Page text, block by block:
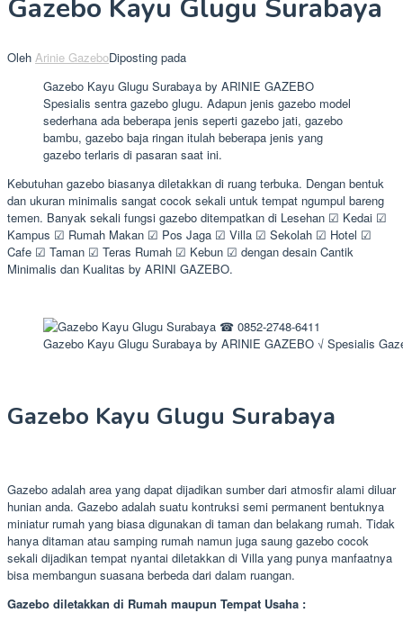
Gazebo Kayu Glugu Surabaya
Oleh Arinie GazeboDiposting pada
Gazebo Kayu Glugu Surabaya by ARINIE GAZEBO
Spesialis sentra gazebo glugu. Adapun jenis gazebo model
sederhana ada beberapa jenis seperti gazebo jati, gazebo
bambu, gazebo baja ringan itulah beberapa jenis yang
gazebo terlaris di pasaran saat ini.
Kebutuhan gazebo biasanya diletakkan di ruang terbuka. Dengan bentuk
dan ukuran minimalis sangat cocok sekali untuk tempat ngumpul bareng
temen. Banyak sekali fungsi gazebo ditempatkan di Lesehan ☑ Kedai ☑
Kampus ☑ Rumah Makan ☑ Pos Jaga ☑ Villa ☑ Sekolah ☑ Hotel ☑
Cafe ☑ Taman ☑ Teras Rumah ☑ Kebun ☑ dengan desain Cantik
Minimalis dan Kualitas by ARINI GAZEBO.
Gazebo Kayu Glugu Surabaya by ARINIE GAZEBO √ Spesialis
Gazebo Kayu Glugu Surabaya
Gazebo adalah area yang dapat dijadikan sumber dari atmosfir alami diluar
hunian anda. Gazebo adalah suatu kontruksi semi permanent bentuknya
miniatur rumah yang biasa digunakan di taman dan belakang rumah. Tidak
hanya ditaman atau samping rumah namun juga saung gazebo cocok
sekali dijadikan tempat nyantai diletakkan di Villa yang punya manfaatnya
bisa membangun suasana berbeda dari dalam ruangan.
Gazebo diletakkan di Rumah maupun Tempat Usaha :